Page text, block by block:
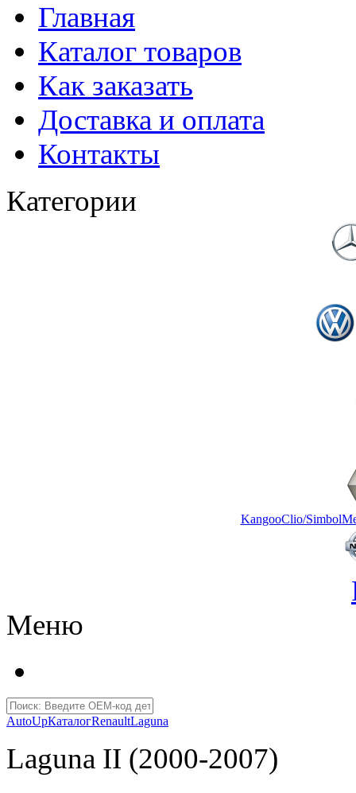
Главная
Каталог товаров
Как заказать
Доставка и оплата
Контакты
Категории
KangooClio/Simbol
Меню
AutoUpКаталогRenaultLaguna
Laguna II (2000-2007)